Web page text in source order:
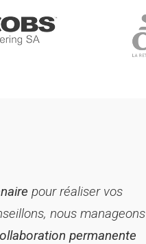
pour réaliser vos
nous manageons
permanente